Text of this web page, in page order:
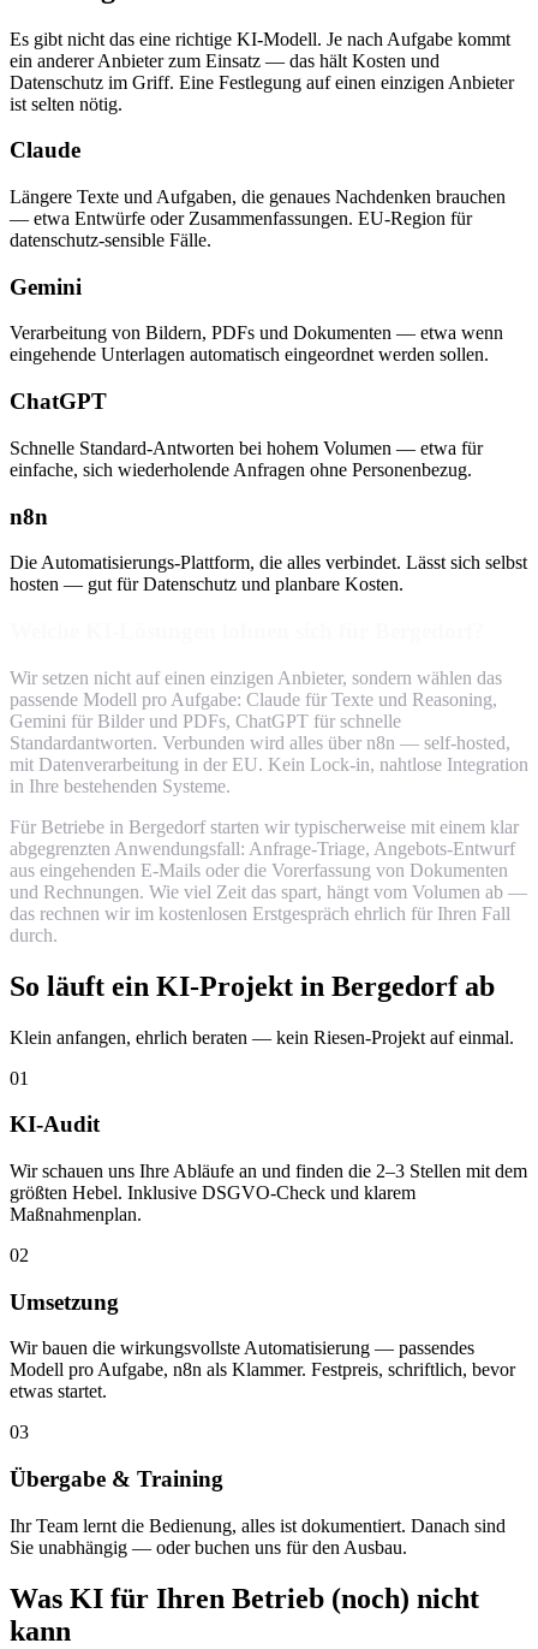
Es gibt nicht das eine richtige KI-Modell. Je nach Aufgabe kommt
ein anderer Anbieter zum Einsatz — das hält Kosten und
Datenschutz im Griff. Eine Festlegung auf einen einzigen Anbieter
ist selten nötig.
Claude
Längere Texte und Aufgaben, die genaues Nachdenken brauchen
— etwa Entwürfe oder Zusammenfassungen. EU-Region für
datenschutz-sensible Fälle.
Gemini
Verarbeitung von Bildern, PDFs und Dokumenten — etwa wenn
eingehende Unterlagen automatisch eingeordnet werden sollen.
ChatGPT
Schnelle Standard-Antworten bei hohem Volumen — etwa für
einfache, sich wiederholende Anfragen ohne Personenbezug.
n8n
Die Automatisierungs-Plattform, die alles verbindet. Lässt sich selbst
hosten — gut für Datenschutz und planbare Kosten.
Wir setzen nicht auf einen einzigen Anbieter, sondern wählen das
passende Modell pro Aufgabe: Claude für Texte und Reasoning,
Gemini für Bilder und PDFs, ChatGPT für schnelle
Standardantworten. Verbunden wird alles über n8n — self-hosted,
mit Datenverarbeitung in der EU. Kein Lock-in, nahtlose Integration
in Ihre bestehenden Systeme.
Für Betriebe in Bergedorf starten wir typischerweise mit einem klar
abgegrenzten Anwendungsfall: Anfrage-Triage, Angebots-Entwurf
aus eingehenden E-Mails oder die Vorerfassung von Dokumenten
und Rechnungen. Wie viel Zeit das spart, hängt vom Volumen ab —
das rechnen wir im kostenlosen Erstgespräch ehrlich für Ihren Fall
durch.
So läuft ein KI-Projekt in Bergedorf ab
Klein anfangen, ehrlich beraten — kein Riesen-Projekt auf einmal.
01
KI-Audit
Wir schauen uns Ihre Abläufe an und finden die 2–3 Stellen mit dem
größten Hebel. Inklusive DSGVO-Check und klarem
Maßnahmenplan.
02
Umsetzung
Wir bauen die wirkungsvollste Automatisierung — passendes
Modell pro Aufgabe, n8n als Klammer. Festpreis, schriftlich, bevor
etwas startet.
03
Übergabe & Training
Ihr Team lernt die Bedienung, alles ist dokumentiert. Danach sind
Sie unabhängig — oder buchen uns für den Ausbau.
Was KI für Ihren Betrieb (noch) nicht
kann